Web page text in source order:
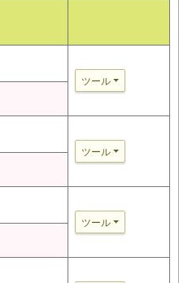
ツール
ツール
ツール